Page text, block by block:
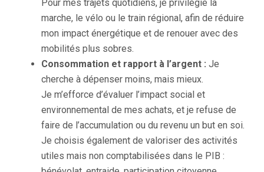
Pour mes trajets quotidiens, je privilégie la
marche, le vélo ou le train régional, afin de réduire
mon impact énergétique et de renouer avec des
mobilités plus sobres.
Consommation et rapport à l’argent : Je
cherche à dépenser moins, mais mieux.
Je m’efforce d’évaluer l’impact social et
environnemental de mes achats, et je refuse de
faire de l’accumulation ou du revenu un but en soi.
Je choisis également de valoriser des activités
utiles mais non comptabilisées dans le PIB :